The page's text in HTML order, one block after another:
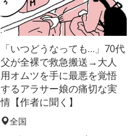
「いつどうなっても…」70代
父が全裸で救急搬送→大人
用オムツを手に最悪を覚悟
するアラサー娘の痛切な実
情【作者に聞く】
全国